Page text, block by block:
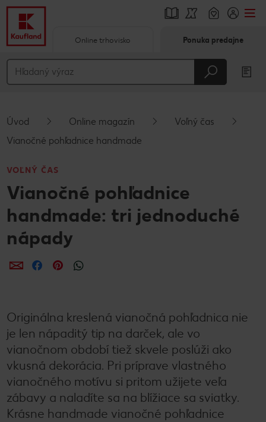
Hlavný obsah
Vyskakovací bočný panel
Online trhovisko Ponuka predajne
Úvod Online magazín
Voľný čas
Vianočné pohľadnice handmade
VOĽNÝ ČAS
Vianočné pohľadnice
handmade: tri jednoduché
nápady
ZdieľaťZdieľaťZdieľať
Originálna kreslená vianočná pohľadnica nie
je len nápaditý tip na darček, ale vo
vianočnom období tiež skvele poslúži ako
vkusná dekorácia. Pri príprave vlastného
vianočného motívu si pritom užijete veľa
zábavy a naladíte sa na blížiace sa sviatky.
Krásne handmade vianočné pohľadnice